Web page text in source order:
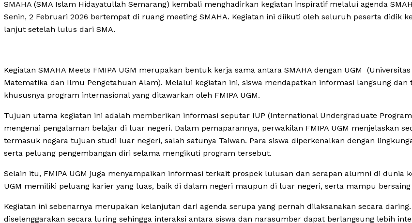
SMAHA (SMA Islam Hidayatullah Semarang) kembali menghadirkan kegiatan inspiratif melalui agenda
Senin, 2 Februari 2026 bertempat di ruang meeting SMAHA. Kegiatan ini diikuti oleh seluruh peserta didik
lanjut setelah lulus dari SMA.
Kegiatan SMAHA Meets FMIPA UGM merupakan bentuk kerja sama antara SMAHA dengan UGM
Matematika dan Ilmu Pengetahuan Alam). Melalui kegiatan ini, siswa mendapatkan informasi langsung
khususnya program internasional yang ditawarkan oleh FMIPA UGM.
Tujuan utama kegiatan ini adalah memberikan informasi seputar IUP (International Undergraduate
mengenai pengalaman belajar di luar negeri. Dalam pemaparannya, perwakilan FMIPA UGM menjelaskan
termasuk negara tujuan studi luar negeri, salah satunya Taiwan. Para siswa diperkenalkan dengan
serta peluang pengembangan diri selama mengikuti program tersebut.
Selain itu, FMIPA UGM juga menyampaikan informasi terkait prospek lulusan dan serapan alumni di dunia
UGM memiliki peluang karier yang luas, baik di dalam negeri maupun di luar negeri, serta mampu
Kegiatan ini sebenarnya merupakan kelanjutan dari agenda serupa yang pernah dilaksanakan secara
diselenggarakan secara luring sehingga interaksi antara siswa dan narasumber dapat berlangsung lebih